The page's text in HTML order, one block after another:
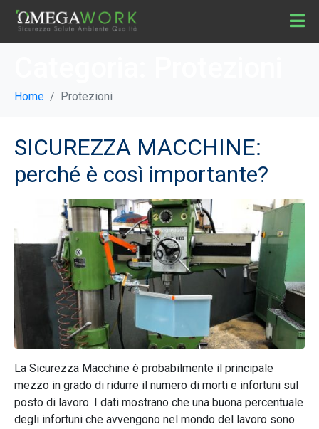
Home Protezioni
SICUREZZA MACCHINE:
perché è così importante?
La Sicurezza Macchine è probabilmente il principale
mezzo in grado di ridurre il numero di morti e infortuni sul
posto di lavoro. I dati mostrano che una buona percentuale
degli infortuni che avvengono nel mondo del lavoro sono